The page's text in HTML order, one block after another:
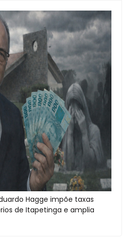
Hagge impõe taxas
de Itapetinga e amplia